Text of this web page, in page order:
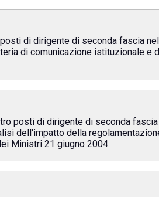
di dirigente di seconda fascia
di comunicazione istituzionale e
posti di dirigente di seconda
dell'impatto della
Ministri 21 giugno 2004.